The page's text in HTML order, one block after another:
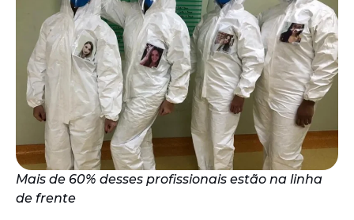
Mais de 60% desses profissionais estão na linha
de frente